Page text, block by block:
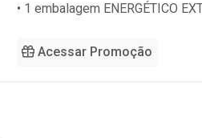
• 1 embalagem ENERGÉTICO
Acessar Promoção